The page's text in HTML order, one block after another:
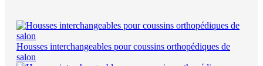
Housses interchangeables pour coussins orthopédiques de
salon